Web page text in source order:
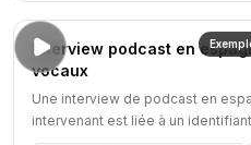
Interview podcast en
vocaux
Une interview de podcast en
intervenant est liée à un